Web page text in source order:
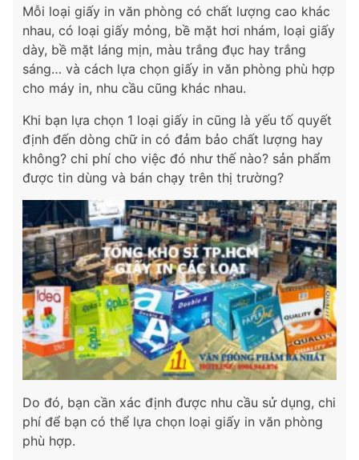
Mỗi loại giấy in văn phòng có chất lượng cao khác
nhau, có loại giấy mỏng, bề mặt hơi nhám, loại giấy
dày, bề mặt láng mịn, màu trắng đục hay trắng
sáng… và cách lựa chọn giấy in văn phòng phù hợp
cho máy in, nhu cầu cũng khác nhau.
Khi bạn lựa chọn 1 loại giấy in cũng là yếu tố quyết
định đến dòng chữ in có đảm bảo chất lượng hay
không? chi phí cho việc đó như thế nào? sản phẩm
được tin dùng và bán chạy trên thị trường?
Do đó, bạn cần xác định được nhu cầu sử dụng, chi
phí để bạn có thể lựa chọn loại giấy in văn phòng
phù hợp.